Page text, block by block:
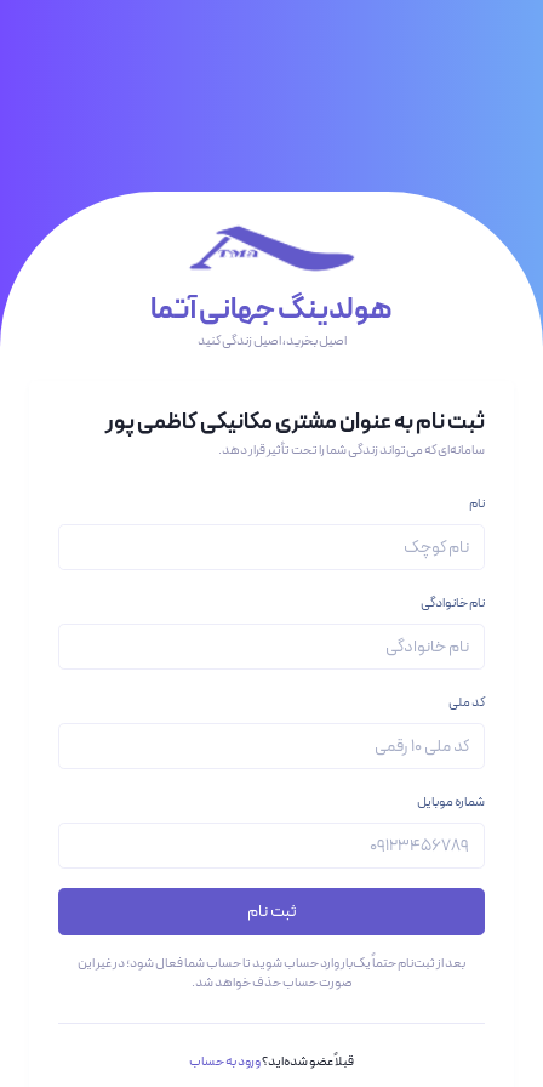
هولدینگ جهانی آتما
اصیل بخرید، اصیل زندگی کنید
ثبت نام به عنوان مشتری مکانیکی کاظمی پور
سامانه‌ای که می‌تواند زندگی شما را تحت تأثیر قرار دهد.
نام
نام خانوادگی
کد ملی
شماره موبایل
ثبت نام
بعد از ثبت‌نام حتماً یک‌بار وارد حساب شوید تا حساب شما فعال شود؛ در غیر این
صورت حساب حذف خواهد شد.
قبلاً عضو شده‌اید؟ورود به حساب